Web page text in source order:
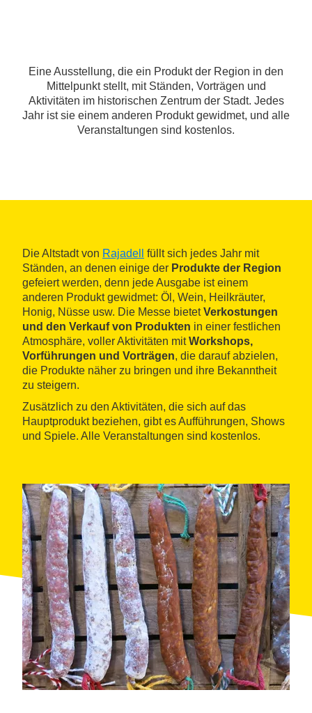
Eine Ausstellung, die ein Produkt der Region in den
Mittelpunkt stellt, mit Ständen, Vorträgen und
Aktivitäten im historischen Zentrum der Stadt. Jedes
Jahr ist sie einem anderen Produkt gewidmet, und alle
Veranstaltungen sind kostenlos.
Die Altstadt von Rajadell
füllt sich jedes Jahr mit
Ständen, an denen einige der Produkte der Region
gefeiert werden, denn jede Ausgabe ist einem
anderen Produkt gewidmet: Öl, Wein, Heilkräuter,
Honig, Nüsse usw. Die Messe bietetVerkostungen
und den Verkauf von Produkten in einer festlichen
Atmosphäre, voller Aktivitäten mitWorkshops,
Vorführungen und Vorträgen, die darauf abzielen,
die Produkte näher zu bringen und ihre Bekanntheit
zu steigern.
Zusätzlich zu den Aktivitäten, die sich auf das
Hauptprodukt beziehen, gibt es Aufführungen, Shows
und Spiele. Alle Veranstaltungen sind kostenlos.